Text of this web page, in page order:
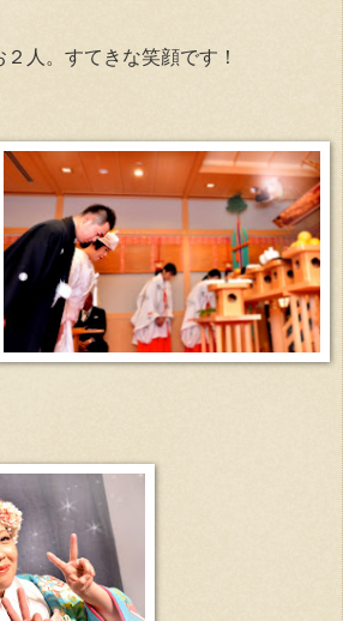
人。すてきな笑顔です！